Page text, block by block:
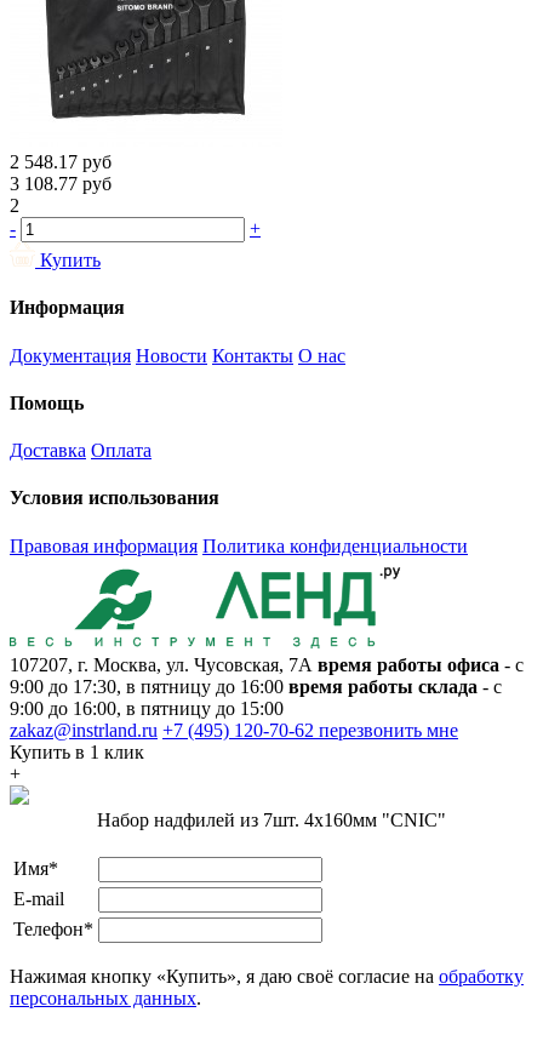
2 548.17 руб
3 108.77 руб
2
-
+
Купить
Информация
Документация Новости Контакты О нас
Помощь
Доставка Оплата
Условия использования
Правовая информация Политика конфиденциальности
107207, г. Москва, ул. Чусовская, 7А время работы офиса - с
9:00 до 17:30, в пятницу до 16:00 время работы склада - с
9:00 до 16:00, в пятницу до 15:00
zakaz@instrland.ru +7 (495) 120-70-62 перезвонить мне
Купить в 1 клик
+
Набор надфилей из 7шт. 4х160мм "CNIC"
Имя*
E-mail
Телефон*
Нажимая кнопку «Купить», я даю своё согласие на обработку
персональных данных.